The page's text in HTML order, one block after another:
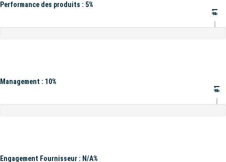
Performance des produits : 5%
#1
Management : 10%
#1
Engagement Fournisseur : N/A%